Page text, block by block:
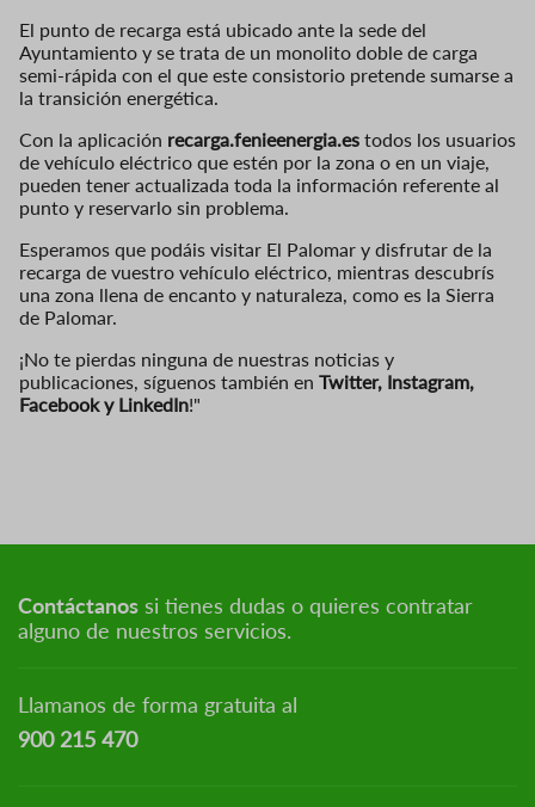
El punto de recarga está ubicado ante la sede del
Ayuntamiento y se trata de un monolito doble de carga
semi-rápida con el que este consistorio pretende sumarse a
la transición energética.
Con la aplicación recarga.fenieenergia.es todos los usuarios
de vehículo eléctrico que estén por la zona o en un viaje,
pueden tener actualizada toda la información referente al
punto y reservarlo sin problema.
Esperamos que podáis visitar El Palomar y disfrutar de la
recarga de vuestro vehículo eléctrico, mientras descubrís
una zona llena de encanto y naturaleza, como es la Sierra
de Palomar.
¡No te pierdas ninguna de nuestras noticias y
publicaciones, síguenos también en Twitter, Instagram,
Facebook y LinkedIn!"
Contáctanos si tienes dudas o quieres contratar
alguno de nuestros servicios.
Llamanos de forma gratuita al
900 215 470